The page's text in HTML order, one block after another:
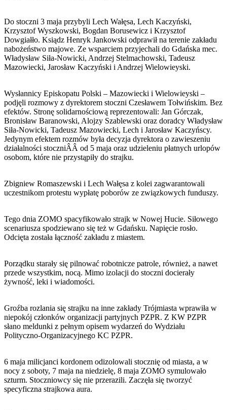
Do stoczni 3 maja przybyli Lech Wałęsa, Lech Kaczyński,
Krzysztof Wyszkowski, Bogdan Borusewicz i Krzysztof
Dowgiałło. Ksiądz Henryk Jankowski odprawił na terenie zakładu
nabożeństwo majowe. Ze wsparciem przyjechali do Gdańska mec.
Władysław Siła-Nowicki, Andrzej Stelmachowski, Tadeusz
Mazowiecki, Jarosław Kaczyński i Andrzej Wielowieyski.
Wysłannicy Episkopatu Polski – Mazowiecki i Wielowieyski –
podjęli rozmowy z dyrektorem stoczni Czesławem Tołwińskim. Bez
efektów. Stronę solidarnościową reprezentowali: Jan Górczak,
Bronisław Baranowski, Alojzy Szablewski oraz doradcy Władysław
Siła-Nowicki, Tadeusz Mazowiecki, Lech i Jarosław Kaczyńscy.
Jedynym efektem rozmów była decyzja dyrektora o zawieszeniu
działalności stoczniÂÂ od 5 maja oraz udzieleniu płatnych urlopów
osobom, które nie przystąpiły do strajku.
Zbigniew Romaszewski i Lech Wałęsa z kolei zagwarantowali
uczestnikom protestu wypłatę poborów ze związkowych funduszy.
Tego dnia ZOMO spacyfikowało strajk w Nowej Hucie. Siłowego
scenariusza spodziewano się też w Gdańsku. Napięcie rosło.
Odcięta została łączność zakładu z miastem.
Porządku starały się pilnować robotnicze patrole, również, a nawet
przede wszystkim, nocą. Mimo izolacji do stoczni docierały
żywność, leki i wiadomości.
Groźba rozlania się strajku na inne zakłady Trójmiasta wprawiła w
niepokój członków organizacji partyjnych PZPR. Z KW PZPR
słano meldunki z pełnym opisem wydarzeń do Wydziału
Polityczno-Organizacyjnego KC PZPR.
6 maja milicjanci kordonem odizolowali stocznię od miasta, a w
nocy z soboty, 7 maja na niedzielę, 8 maja ZOMO symulowało
szturm. Stoczniowcy się nie przerazili. Zaczęła się tworzyć
specyficzna strajkowa aura.